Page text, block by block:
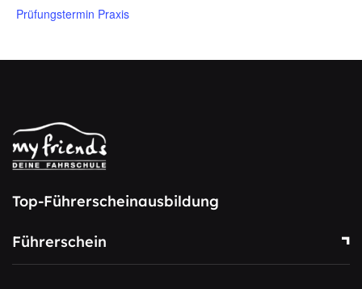
Prüfungstermin Praxis
Top-Führerscheinausbildung
Führerschein